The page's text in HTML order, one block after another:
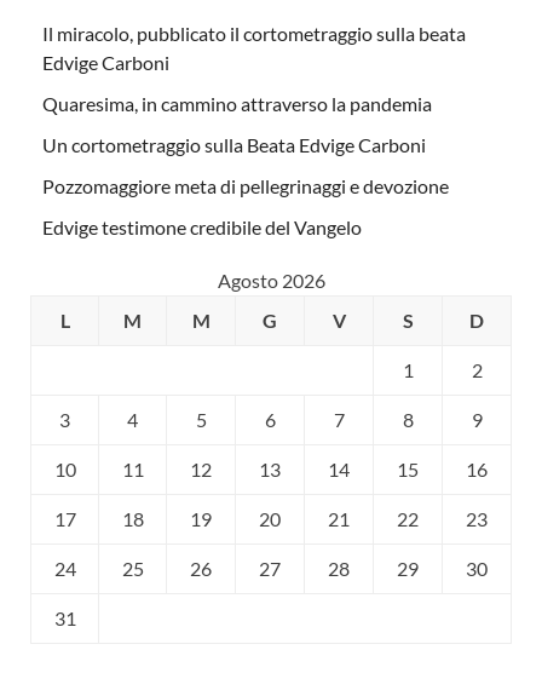
Il miracolo, pubblicato il cortometraggio sulla beata
Edvige Carboni
Quaresima, in cammino attraverso la pandemia
Un cortometraggio sulla Beata Edvige Carboni
Pozzomaggiore meta di pellegrinaggi e devozione
Edvige testimone credibile del Vangelo
Agosto 2026
L
M M G V S D
1 2
3 4 5 6 7 8 9
10 11 12 13 14 15 16
17 18 19 20 21 22 23
24 25 26 27 28 29 30
31